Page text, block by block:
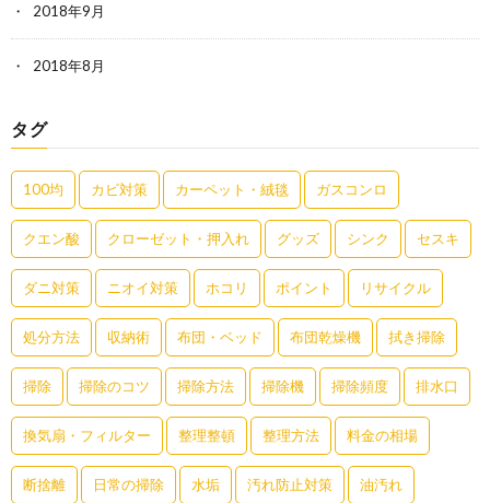
2018年9月
2018年8月
タグ
100均 カビ対策 カーペット・絨毯 ガスコンロ
クエン酸 クローゼット・押入れ グッズ シンク セスキ
ダニ対策 ニオイ対策 ホコリ ポイント リサイクル
処分方法 収納術 布団・ベッド 布団乾燥機 拭き掃除
掃除 掃除のコツ 掃除方法 掃除機 掃除頻度 排水口
換気扇・フィルター 整理整頓 整理方法 料金の相場
断捨離 日常の掃除 水垢 汚れ防止対策 油汚れ